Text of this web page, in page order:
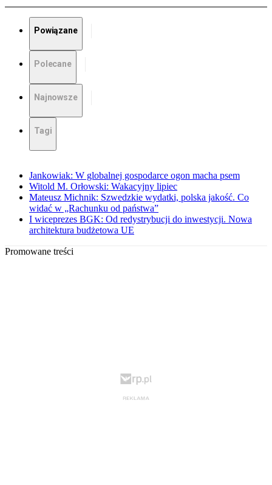
Powiązane
Polecane
Najnowsze
Tagi
Jankowiak: W globalnej gospodarce ogon macha psem
Witold M. Orłowski: Wakacyjny lipiec
Mateusz Michnik: Szwedzkie wydatki, polska jakość. Co
widać w „Rachunku od państwa”
I wiceprezes BGK: Od redystrybucji do inwestycji. Nowa
architektura budżetowa UE
Promowane treści